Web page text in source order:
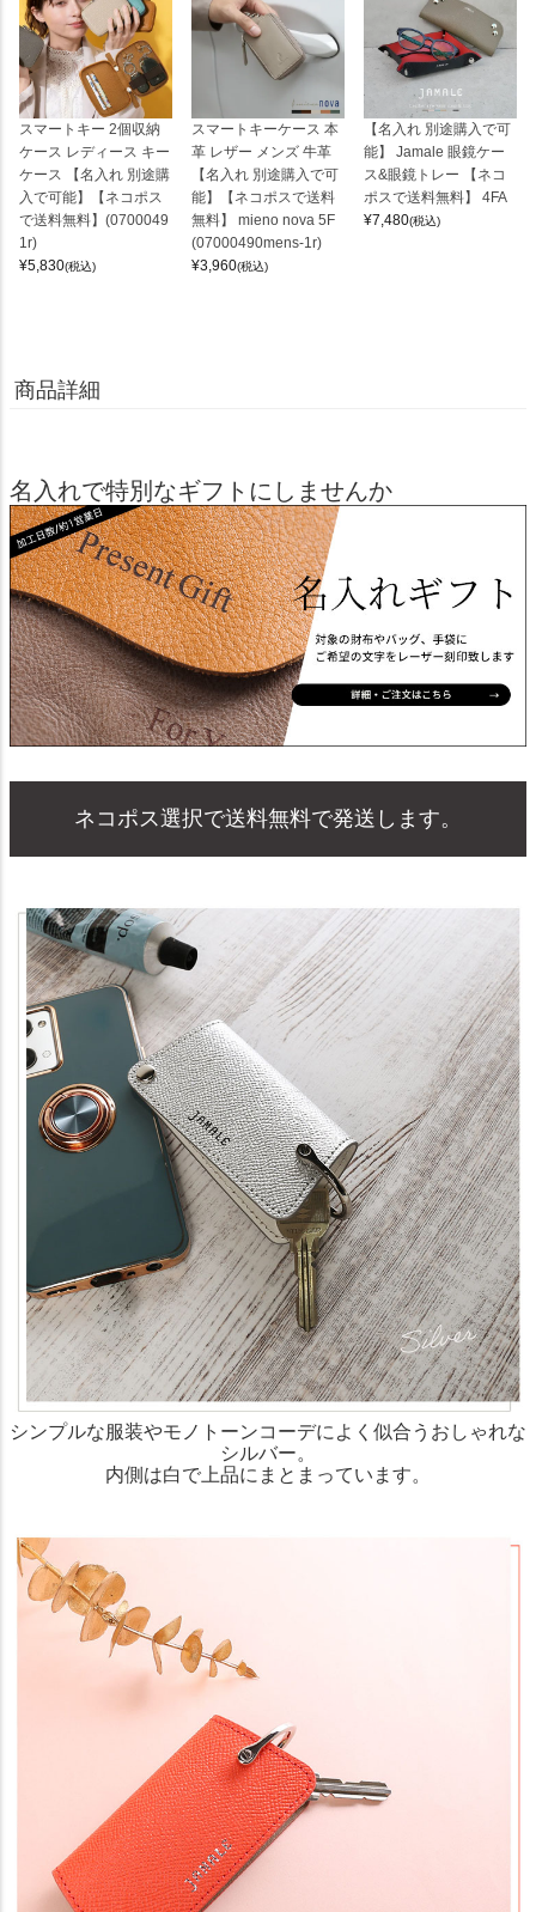
スマートキー 2個収納
ケース レディース キー
ケース 【名入れ 別途購
入で可能】【ネコポス
で送料無料】(0700049
1r)
¥5,830(税込)
スマートキーケース 本
革 レザー メンズ 牛革
【名入れ 別途購入で可
能】【ネコポスで送料
無料】 mieno nova 5F
(07000490mens-1r)
¥3,960(税込)
【名入れ 別途購入で可
能】 Jamale 眼鏡ケー
ス&眼鏡トレー 【ネコ
ポスで送料無料】 4FA
¥7,480(税込)
商品詳細
名入れで特別なギフトにしませんか
ネコポス選択で送料無料で発送します。
シンプルな服装やモノトーンコーデによく似合うおしゃれな
シルバー。
内側は白で上品にまとまっています。